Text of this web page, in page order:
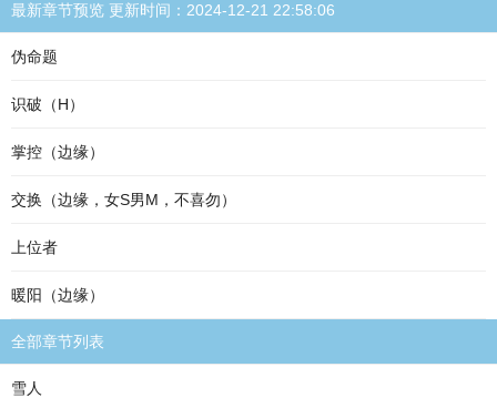
最新章节预览 更新时间：2024-12-21 22:58:06
伪命题
识破（H）
掌控（边缘）
交换（边缘，女S男M，不喜勿）
上位者
暖阳（边缘）
全部章节列表
雪人